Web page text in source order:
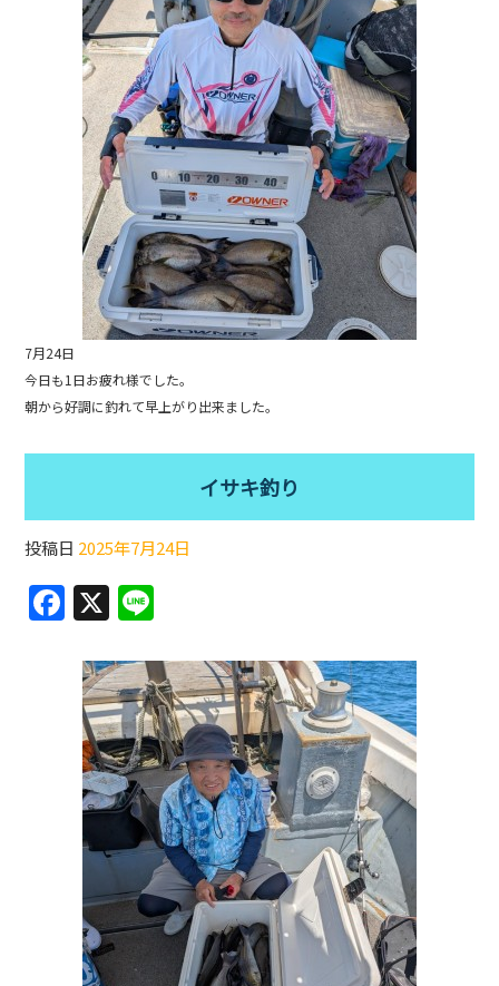
o
o
k
7月24日
今日も1日お疲れ様でした。
朝から好調に釣れて早上がり出来ました。
イサキ釣り
投稿日 2025年7月24日
F
a
c
e
b
o
o
k
X
e